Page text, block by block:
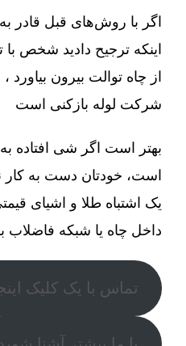
اگر با روش‌های قبل قادر
اینکه ترجیح دادید شخص
از چاه توالت بیرون بیاورد
شرکت لوله بازکنی است
بهتر است اگر شی افتاده
است، خودتان دست به کار
یک اشتباه طلا و اشیای
داخل چاه یا شبکه فاضلاب
تماس با یک کلیک